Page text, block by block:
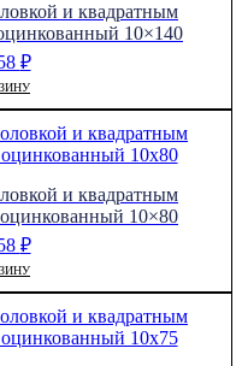
и квадратным
10×140
₽
и квадратным
10×80
₽